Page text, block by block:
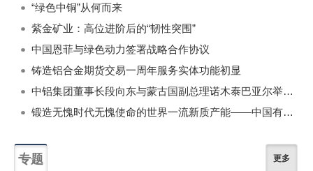
“绿色中铜”从何而来
紫金矿业：高位进阶后的“韧性突围”
中国恩菲与绿色动力签署战略合作协议
铸造铝合金期货交易一周年服务实体功能初显
中铝集团董事长段向东与蒙古国副总理诺木泰巴亚尔举行会谈
锻造无愧时代无愧使命的世界一流新质产能——中国有色金属工业的战略应对与破局之道（二）
专题 更多